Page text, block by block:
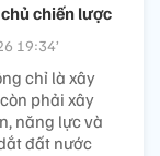
chiến lược
19:34’
chỉ là xây
phải xây
năng lực và
đất nước